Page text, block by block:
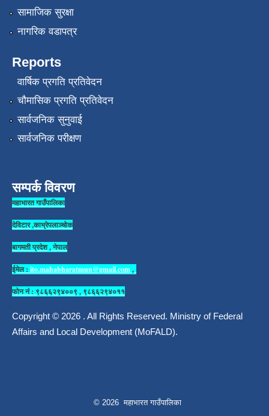
सामाजिक सुरक्षा
नागरिक वडापत्र
Reports
वार्षिक प्रगति प्रतिवेदन
चौमासिक प्रगति प्रतिवेदन
सार्वजनिक सुनुवाई
सार्वजनिक परीक्षण
सम्पर्क विवरण
महाभारत गाउँपालिका
देविटार ,काभ्रेपलाञ्चोक
बागमती प्रदेश , नेपाल
ईमेल : ito.mahabharatmun@gmail.com,
फोन नं : ९८६६२९४००९ , ९८६६२९४०११
Copyright © 2026 . All Rights Reserved. Ministry of Federal
Affairs and Local Development (MoFALD).
© 2026 महाभारत गाउँपालिका